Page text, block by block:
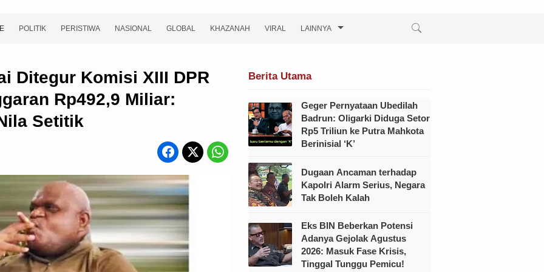
POLITIK PERISTIWA NASIONAL GLOBAL KHAZANAH VIRAL LAINNYA
Ditegur Komisi XIII DPR
Rp492,9 Miliar:
Setitik
Berita Utama
Geger Pernyataan Ubedilah
Badrun: Oligarki Diduga Setor
Rp5 Triliun ke Putra Mahkota
Berinisial ‘K’
Dugaan Ancaman terhadap
Kapolri Alarm Serius, Negara
Tak Boleh Kalah
Eks BIN Beberkan Potensi
Adanya Gejolak Agustus
2026: Masuk Fase Krisis,
Tinggal Tunggu Pemicu!